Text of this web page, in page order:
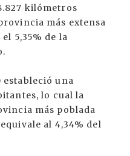
kilómetros
más extensa
5,35% de la
estableció una
lo cual la
más poblada
al 4,34% del